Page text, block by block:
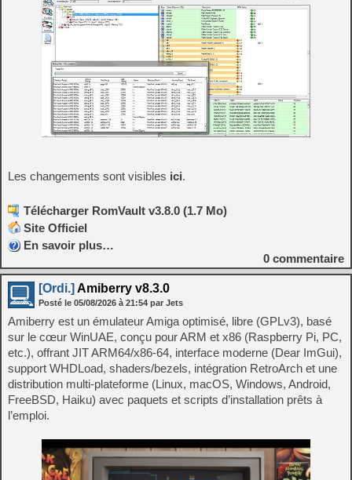
Les changements sont visibles ici.
Télécharger RomVault v3.8.0 (1.7 Mo)
Site Officiel
En savoir plus…
0 commentaire
[Ordi.] Amiberry v8.3.0
Posté le 05/08/2026 à 21:54 par Jets
Amiberry est un émulateur Amiga optimisé, libre (GPLv3), basé
sur le cœur WinUAE, conçu pour ARM et x86 (Raspberry Pi, PC,
etc.), offrant JIT ARM64/x86-64, interface moderne (Dear ImGui),
support WHDLoad, shaders/bezels, intégration RetroArch et une
distribution multi‑plateforme (Linux, macOS, Windows, Android,
FreeBSD, Haiku) avec paquets et scripts d’installation prêts à
l’emploi.